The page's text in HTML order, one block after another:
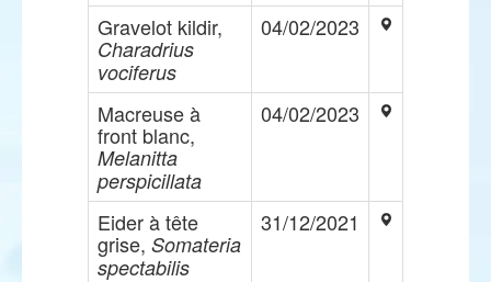
Gravelot kildir,
Charadrius
vociferus
04/02/2023
Macreuse à
front blanc,
Melanitta
perspicillata
04/02/2023
Eider à tête
grise, Somateria
spectabilis
31/12/2021